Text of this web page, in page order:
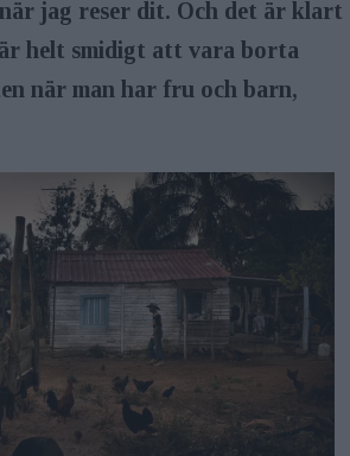
jag reser dit. Och det är klart
helt smidigt att vara borta
när man har fru och barn,